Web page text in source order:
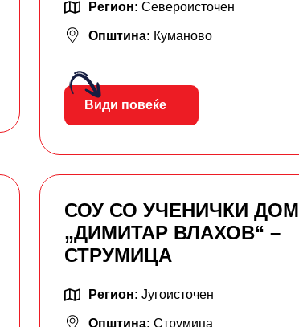
Регион:Североисточен
Општина: Куманово
Види повеќе
СОУ СО УЧЕНИЧКИ ДОМ
„ДИМИТАР ВЛАХОВ“ –
СТРУМИЦА
Регион:Југоисточен
Општина:Струмица